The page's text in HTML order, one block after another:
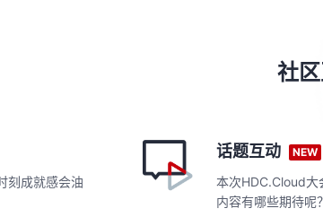
社
刻成就感会油
话题互动 NEW
本次HDC.Cloud大
内容有哪些期待呢？